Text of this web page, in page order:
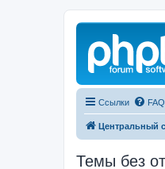
Ссылки FAQ
Центральный
Темы без